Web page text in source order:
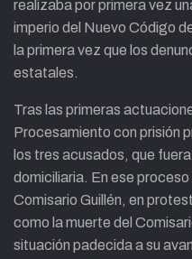
realizaba por primera vez
imperio del Nuevo Código
la primera vez que los
estatales.
Tras las primeras
Procesamiento con prisión
los tres acusados, que
domiciliaria. En ese proceso
Comisario Guillén, en
como la muerte del
situación padecida a su